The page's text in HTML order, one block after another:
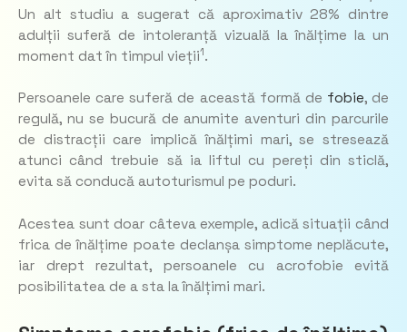
Un alt studiu a sugerat că aproximativ 28% dintre
adulții suferă de intoleranță vizuală la înălțime la un
moment dat în timpul vieții1.
Persoanele care suferă de această formă de fobie, de
regulă, nu se bucură de anumite aventuri din parcurile
de distracții care implică înălțimi mari, se stresează
atunci când trebuie să ia liftul cu pereți din sticlă,
evita să conducă autoturismul pe poduri.
Acestea sunt doar câteva exemple, adică situații când
frica de înălțime poate declanșa simptome neplăcute,
iar drept rezultat, persoanele cu acrofobie evită
posibilitatea de a sta la înălțimi mari.